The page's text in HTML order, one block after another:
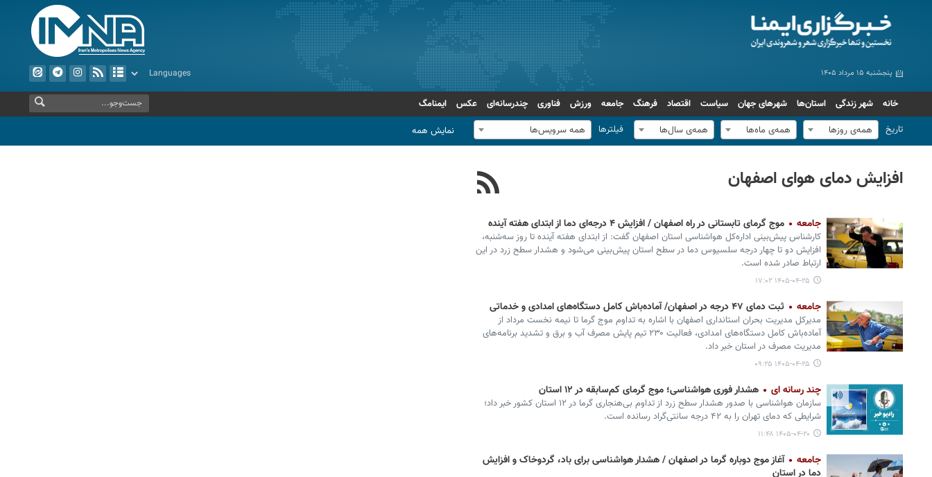
پنجشنبه ۱۵ مرداد ۱۴۰۵
خانه شهر زندگی استان‌ها شهرهای جهان سیاست اقتصاد فرهنگ جامعه ورزش فناوری چندرسانه‌ای عکس
ایمنامگ
تاریخ
همه‌ی روزها همه‌ی ماه‌ها همه‌ی سال‌ها فیلترها همه سرویس‌ها نمایش همه
افزایش دمای هوای اصفهان
جامعه موج گرمای تابستانی در راه اصفهان / افزایش ۴ درجه‌ای دما از ابتدای هفته آینده
کارشناس پیش‌بینی اداره‌کل هواشناسی استان اصفهان گفت: از ابتدای هفته آینده تا روز سه‌شنبه،
افزایش دو تا چهار درجه سلسیوس دما در سطح استان پیش‌بینی می‌شود و هشدار سطح زرد در این
ارتباط صادر شده است.
۱۴۰۵-۰۴-۲۵ ۱۷:۰۲
جامعه ثبت دمای ۴۷ درجه در اصفهان/ آماده‌باش کامل دستگاه‌های امدادی و خدماتی
مدیرکل مدیریت بحران استانداری اصفهان با اشاره به تداوم موج گرما تا نیمه نخست مرداد از
آماده‌باش کامل دستگاه‌های امدادی، فعالیت ۲۳۰ تیم پایش مصرف آب و برق و تشدید برنامه‌های
مدیریت مصرف در استان خبر داد.
۱۴۰۵-۰۴-۲۵ ۰۹:۲۵
چند رسانه ای هشدار فوری هواشناسی؛ موج گرمای کم‌سابقه در ۱۲ استان
سازمان هواشناسی با صدور هشدار سطح زرد از تداوم بی‌هنجاری گرما در ۱۲ استان کشور خبر داد؛
شرایطی که دمای تهران را به ۴۲ درجه سانتی‌گراد رسانده است.
۱۴۰۵-۰۴-۲۰ ۱۱:۴۸
جامعه
آغاز موج دوباره گرما در اصفهان / هشدار هواشناسی برای باد، گردوخاک و افزایش
دما در استان